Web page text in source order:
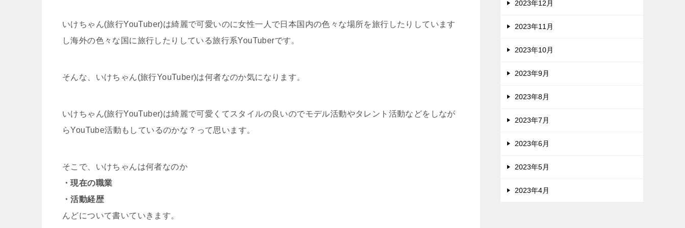
いけちゃん(旅行YouTuber)は綺麗で可愛いのに女性一人で日本国内の色々な場所を旅行したりしています
し海外の色々な国に旅行したりしている旅行系YouTuberです。
そんな、いけちゃん(旅行YouTuber)は何者なのか気になります。
いけちゃん(旅行YouTuber)は綺麗で可愛くてスタイルの良いのでモデル活動やタレント活動などをしなが
らYouTube活動もしているのかな？って思います。
そこで、いけちゃんは何者なのか
・現在の職業
・活動経歴
んどについて書いていきます。
2023年12月
2023年11月
2023年10月
2023年9月
2023年8月
2023年7月
2023年6月
2023年5月
2023年4月